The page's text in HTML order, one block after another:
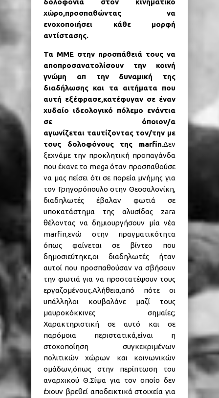
δολοφονία στον κινηματικό
χώρο,προσπαθώντας να
ενοχοποιήσει κάθε μορφή
αντίστασης.
Τα ΜΜΕ στην προσπάθειά τους να
αποπροσανατολίσουν την κοινή
γνώμη απ την δυναμική της
διαδήλωσης και τα αιτήματα που
αυτή εξέφρασε,κατέφυγαν σε έναν
χυδαίο ιδεολογικό πόλεμο ενάντια
σε όποιον/α
αγωνίζεται ταυτίζοντας τον/την με
τους δολοφόνους της marfin.Δεν
ξεχνάμε την προκλητική προπαγάνδα
που έκανε το mega όταν προσπαθούσε
να μας πείσει ότι σε πορεία μνήμης για
τον Γρηγορόπουλο στην Θεσσαλονίκη,
διαδηλωτές έβαλαν φωτιά σε
υποκατάστημα της αλυσίδας zara
θέλοντας να δημιουργήσουν μία νέα
marfin,ενώ στην πραγματικότητα
όπως φαίνεται σε βίντεο που
δημοσιεύτηκε,οι διαδηλωτές ήταν
αυτοί που προσπαθούσαν να σβήσουν
την φωτιά για να προστατέψουν τους
εργαζομένους.Αλήθεια,από πότε οι
υπάλληλοι κουβαλάνε μαζί τους
μαυροκόκκινες σημαίες;
Χαρακτηριστική σε αυτό και σε
παρόμοια περιστατικά,είναι η
στοχοποίηση συγκεκριμένων
πολιτικών χώρων και κοινωνικών
ομάδων,όπως στην περίπτωση του
αναρχικού Θ.Σίψα για τον οποίο δεν
έχουν βρεθεί αποδεικτικά στοιχεία για